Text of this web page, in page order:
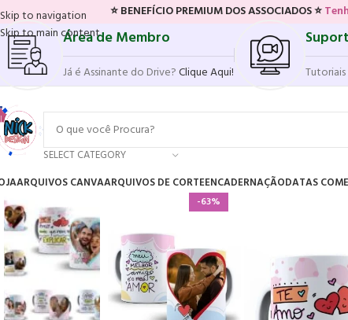
Skip to navigation
Skip to main content
⭐ BENEFÍCIO PREMIUM DOS ASSOCIADOS ⭐Tenha acesso ao
Área de Membro
Já é Assinante do Drive?Clique Aqui!
SELECT CATEGORY
ARQUIVOS CANVAARQUIVOS DE CORTEENCADERNAÇÃODATAS
-63%